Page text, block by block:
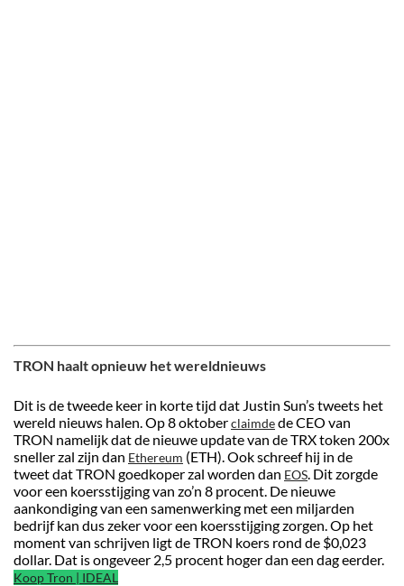
TRON haalt opnieuw het wereldnieuws
Dit is de tweede keer in korte tijd dat Justin Sun’s tweets het
wereld nieuws halen. Op 8 oktoberclaimdede CEO van
TRON namelijk dat de nieuwe update van de TRX token 200x
sneller zal zijn dan Ethereum (ETH). Ook schreef hij in de
tweet dat TRON goedkoper zal worden dan EOS . Dit zorgde
voor een koersstijging van zo’n 8 procent. De nieuwe
aankondiging van een samenwerking met een miljarden
bedrijf kan dus zeker voor een koersstijging zorgen. Op het
moment van schrijven ligt de TRON koers rond de $0,023
dollar. Dat is ongeveer 2,5 procent hoger dan een dag eerder.
Koop Tron | IDEAL